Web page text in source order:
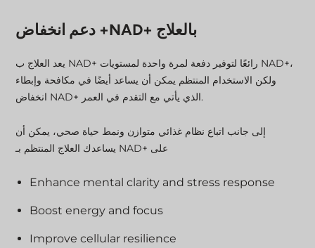
دعم انخفاض +NAD+ بالعلاج
يعد العلاج ب NAD+ رائعًا لتوفير دفعة لمرة واحدة لمستويات NAD+،
ولكن الاستخدام المنتظم يمكن أن يساعد أيضًا في مكافحة وإبطاء
انخفاض NAD+ الذي يأتي مع التقدم في العمر.
إلى جانب اتباع نظام غذائي متوازن ونمط حياة صحي، يمكن أن
يساعدك العلاج المنتظم بـ NAD+ على
Enhance mental clarity and stress response
Boost energy and focus
Improve cellular resilience